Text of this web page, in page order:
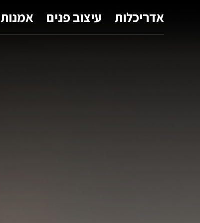
אדריכלות עיצוב פנים אמנות